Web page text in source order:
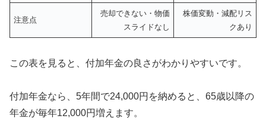
注意点
売却できない・物価
スライドなし
株価変動・減配リス
クあり
この表を見ると、付加年金の良さがわかりやすいです。
付加年金なら、5年間で24,000円を納めると、65歳以降の
年金が毎年12,000円増えます。